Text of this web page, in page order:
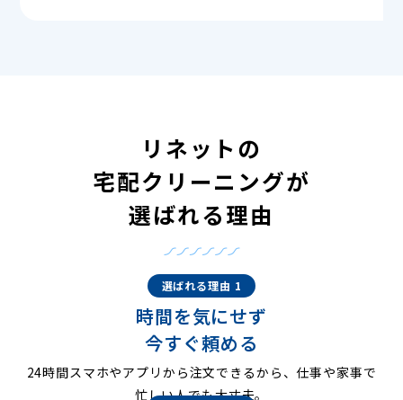
リネットの
宅配クリーニングが
選ばれる理由
選ばれる理由 1
時間を気にせず
今すぐ頼める
24時間スマホやアプリから注文できるから、仕事や家事で
忙しい人でも大丈夫。